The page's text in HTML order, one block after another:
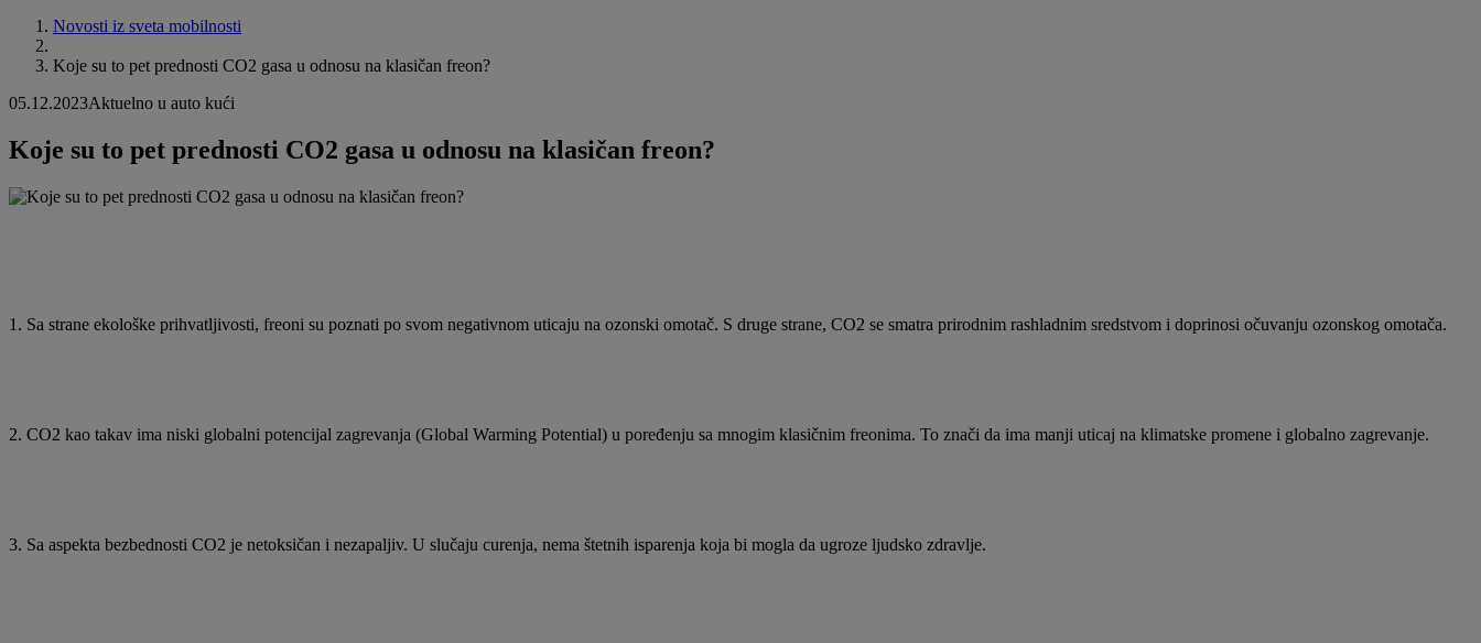
Novosti iz sveta mobilnosti
Koje su to pet prednosti CO2 gasa u odnosu na klasičan freon?
05.12.2023Aktuelno u auto kući
Koje su to pet prednosti CO2 gasa u odnosu na klasičan freon?
1. Sa strane ekološke prihvatljivosti, freoni su poznati po svom negativnom uticaju na ozonski omotač. S druge strane, CO2 se smatra prirodnim rashladnim sredstvom i doprinosi očuvanju ozonskog omotača.
2. CO2 kao takav ima niski globalni potencijal zagrevanja (Global Warming Potential) u poređenju sa mnogim klasičnim freonima. To znači da ima manji uticaj na klimatske promene i globalno zagrevanje.
3. Sa aspekta bezbednosti CO2 je netoksičan i nezapaljiv. U slučaju curenja, nema štetnih isparenja koja bi mogla da ugroze ljudsko zdravlje.